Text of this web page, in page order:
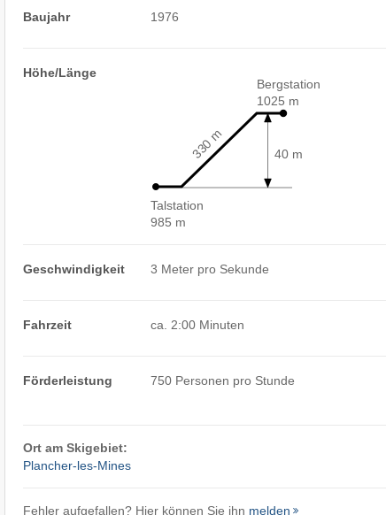
Baujahr 1976
Höhe/Länge
Talstation
985 m
Bergstation
1025 m
40 m
330 m
Geschwindigkeit 3 Meter pro Sekunde
Fahrzeit ca. 2:00 Minuten
Förderleistung 750 Personen pro Stunde
Ort am Skigebiet:
Plancher-les-Mines
Fehler aufgefallen? Hier können Sie ihn melden